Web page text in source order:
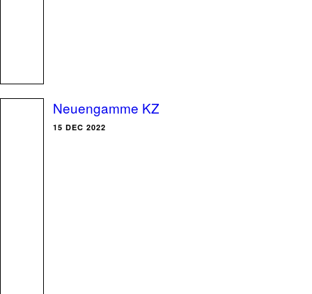
Neuengamme KZ
15 DEC 2022